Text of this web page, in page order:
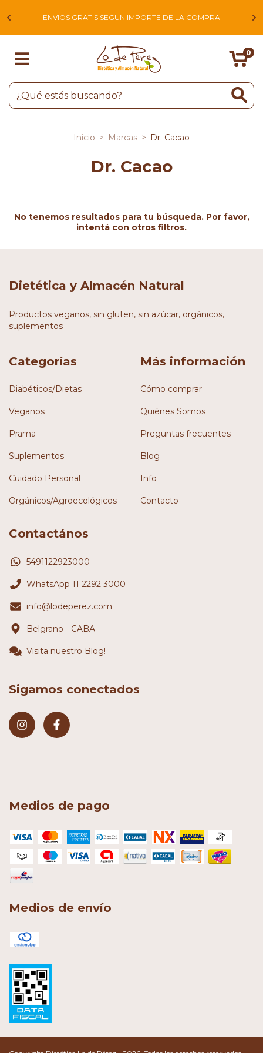
ENVIOS GRATIS SEGUN IMPORTE DE LA COMPRA
0
Inicio > Marcas > Dr. Cacao
Dr. Cacao
No tenemos resultados para tu búsqueda. Por favor,
intentá con otros filtros.
Dietética y Almacén Natural
Productos veganos, sin gluten, sin azúcar, orgánicos,
suplementos
Categorías
Diabéticos/Dietas
Veganos
Prama
Suplementos
Cuidado Personal
Orgánicos/Agroecológicos
Más información
Cómo comprar
Quiénes Somos
Preguntas frecuentes
Blog
Info
Contacto
Contactános
5491122923000
WhatsApp 11 2292 3000
info@lodeperez.com
Belgrano - CABA
Visita nuestro Blog!
Sigamos conectados
Medios de pago
Medios de envío